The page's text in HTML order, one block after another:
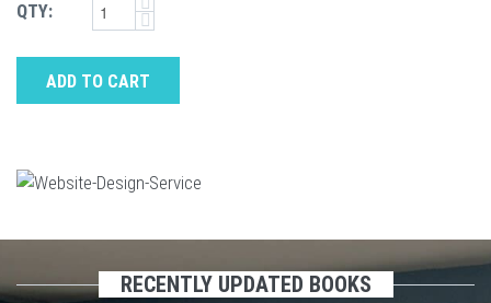
QTY:
ADD TO CART
RECENTLY UPDATED BOOKS